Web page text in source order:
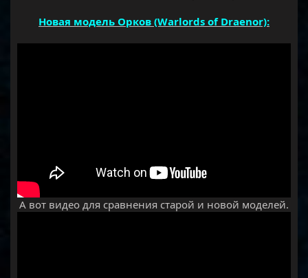
Новая модель Орков (Warlords of Draenor):
А вот видео для сравнения старой и новой моделей.